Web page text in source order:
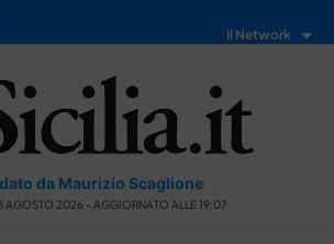
Il Network
da Maurizio Scaglione
AGOSTO 2026 - AGGIORNATO ALLE 19:07